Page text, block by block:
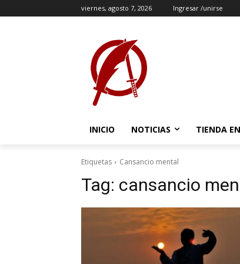
viernes, agosto 7, 2026 Ingresar /unirse
INICIO NOTICIAS TIENDA
Etiquetas Cansancio mental
Tag: cansancio